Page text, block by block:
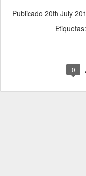
Publicado 20th July
Etiquetas:
0